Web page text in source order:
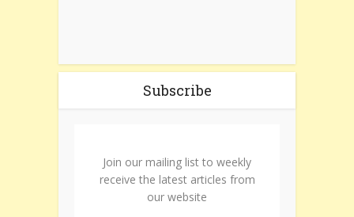
Subscribe
Join our mailing list to weekly
receive the latest articles from
our website